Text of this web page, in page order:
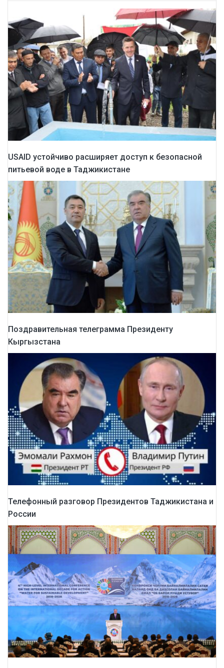
USAID устойчиво расширяет доступ к безопасной
питьевой воде в Таджикистане
Поздравительная телеграмма Президенту
Кыргызстана
Телефонный разговор Президентов Таджикистана и
России